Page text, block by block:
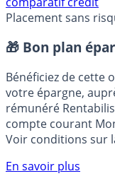
Placement sans
🎁 Bon plan
Bénéficiez de cette
votre épargne,
rémunéré
Voir conditions sur